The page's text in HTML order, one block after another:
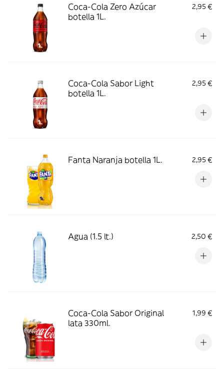
Coca-Cola Zero Azúcar
botella 1L.
2,95 €
Coca-Cola Sabor Light
botella 1L.
2,95 €
Fanta Naranja botella 1L. 2,95 €
Agua (1.5 lt.) 2,50 €
Coca-Cola Sabor Original
lata 330ml.
1,99 €